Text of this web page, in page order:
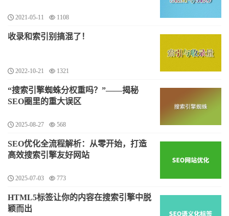
2021-05-11 1108
收录和索引别搞混了！
2022-10-21 1321
“搜索引擎蜘蛛分权重吗？”——揭秘
SEO圈里的重大误区
2025-08-27 568
SEO优化全流程解析：从零开始，打造
高效搜索引擎友好网站
2025-07-03 773
HTML5标签让你的内容在搜索引擎中脱
颖而出